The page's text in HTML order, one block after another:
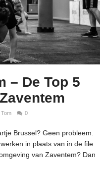
– De Top 5
Tom 0
Brussel? Geen probleem.
in plaats van in de file
van Zaventem? Dan